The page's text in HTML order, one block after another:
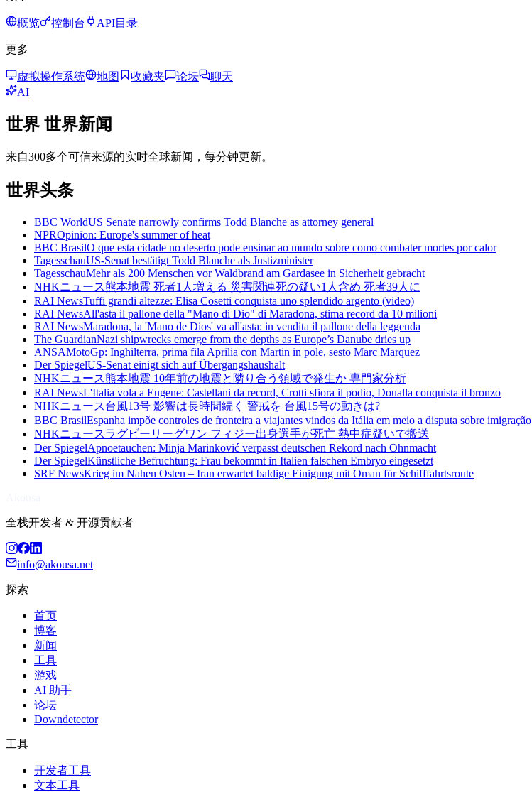
概览 控制台 API目录
更多
虚拟操作系统 地图 收藏夹 论坛
聊天
AI
世界 世界新闻
来自300多个可信来源的实时全球新闻，每分钟更新。
世界头条
BBC WorldUS Senate narrowly confirms Todd Blanche as attorney general
NPROpinion: Europe's summer of heat
BBC BrasilO que esta cidade no deserto pode ensinar ao mundo sobre como combater mortes por calor
TagesschauUS-Senat bestätigt Todd Blanche als Justizminister
TagesschauMehr als 200 Menschen vor Waldbrand am Gardasee in Sicherheit gebracht
NHKニュース熊本地震 死者1人増える 災害関連死の疑い1人含め 死者39人に
RAI NewsTuffi grandi altezze: Elisa Cosetti conquista uno splendido argento (video)
RAI NewsAll'asta il pallone della "Mano di Dio" di Maradona, stima record da 10 milioni
RAI NewsMaradona, la 'Mano de Dios' va all'asta: in vendita il pallone della leggenda
The GuardianNazi shipwrecks emerge from the depths as Europe’s Danube dries up
ANSAMotoGp: Inghilterra, prima fila Aprilia con Martin in pole, sesto Marc Marquez
Der SpiegelUS-Senat einigt sich auf Übergangshaushalt
NHKニュース熊本地震 10年前の地震と隣り合う領域で発生か 専門家分析
RAI NewsL'Italia vola a Eugene: Castellani da record, Crotti sfiora il podio, Doualla conquista il bronzo
NHKニュース台風13号 影響は長時間続く 警戒を 台風15号の動きは?
BBC BrasilEspanha impõe controles de fronteira a viajantes vindos da Itália em meio a disputa sobre imigração
NHKニュースラグビーリーグワン フィジー出身選手が死亡 熱中症疑いで搬送
Der SpiegelApnoetauchen: Minja Marinković verpasst deutschen Rekord nach Ohnmacht
Der SpiegelKünstliche Befruchtung: Frau bekommt in Italien falschen Embryo eingesetzt
SRF NewsKrieg im Nahen Osten – Iran erwartet baldige Einigung mit Oman für Schifffahrtsroute
全栈开发者 & 开源贡献者
info@akousa.net
探索
首页
博客
新闻
工具
游戏
AI 助手
论坛
Downdetector
工具
开发者工具
文本工具